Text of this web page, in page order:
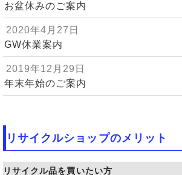
お盆休みのご案内
2020年4月27日
GW休業案内
2019年12月29日
年末年始のご案内
リサイクルショップのメリット
リサイクル品を買いたい方